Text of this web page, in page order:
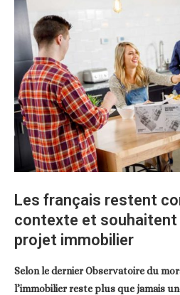
Les français restent
contexte et souhaitent
projet immobilier
Selon le dernier Observatoire du
l’immobilier reste plus que jamais